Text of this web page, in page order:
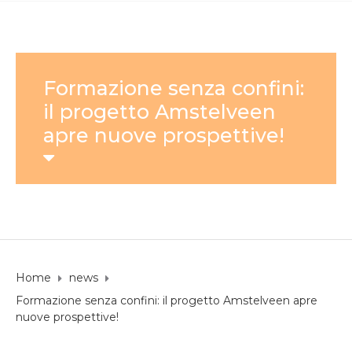
Formazione senza confini:
il progetto Amstelveen
apre nuove prospettive!
Home
news
Formazione senza confini: il progetto Amstelveen apre
nuove prospettive!